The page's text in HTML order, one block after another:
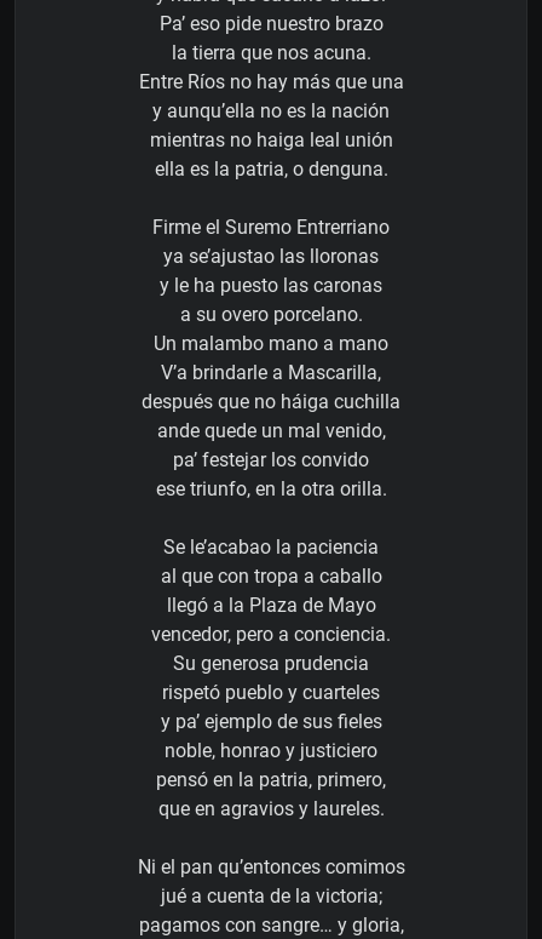
Pa’ eso pide nuestro brazo
la tierra que nos acuna.
Entre Ríos no hay más que una
y aunqu’ella no es la nación
mientras no haiga leal unión
ella es la patria, o denguna.
Firme el Suremo Entrerriano
ya se’ajustao las lloronas
y le ha puesto las caronas
a su overo porcelano.
Un malambo mano a mano
V’a brindarle a Mascarilla,
después que no háiga cuchilla
ande quede un mal venido,
pa’ festejar los convido
ese triunfo, en la otra orilla.
Se le’acabao la paciencia
al que con tropa a caballo
llegó a la Plaza de Mayo
vencedor, pero a conciencia.
Su generosa prudencia
rispetó pueblo y cuarteles
y pa’ ejemplo de sus fieles
noble, honrao y justiciero
pensó en la patria, primero,
que en agravios y laureles.
Ni el pan qu’entonces comimos
jué a cuenta de la victoria;
pagamos con sangre… y gloria,